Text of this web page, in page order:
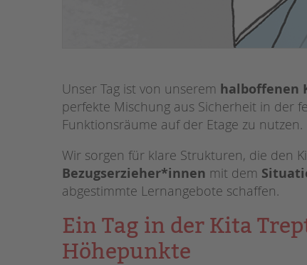
Unser Tag ist von unserem halboffenen
perfekte Mischung aus Sicherheit in der
Funktionsräume auf der Etage zu nutzen.
Wir sorgen für klare Strukturen, die den
Bezugserzieher*innen mit dem
abgestimmte Lernangebote schaffen.
Ein Tag in der Kita
Höhepunkte